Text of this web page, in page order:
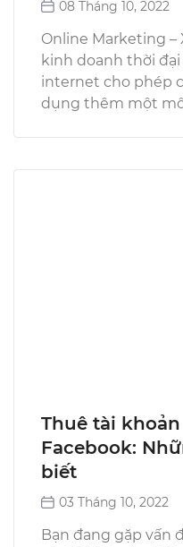
08 Tháng 10, 2022
Online Marketing
kinh doanh thời
internet cho phép
dụng thêm một
Thuê tài
Facebook:
biết
03 Tháng 10, 2022
Bạn đang gặp vấn